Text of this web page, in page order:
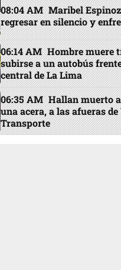
08:04 AM Maribel
regresar en silencio y
06:14 AM Hombre muere
subirse a un autobús
central de La Lima
06:35 AM Hallan muerto
una acera, a las afueras
Transporte